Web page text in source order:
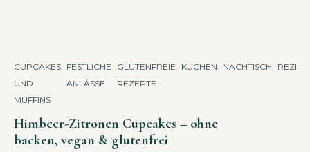
CUPCAKES
UND
MUFFINS
FESTLICHE
ANLÄSSE
GLUTENFREIE
REZEPTE
KUCHEN NACHTISCH
Himbeer-Zitronen Cupcakes – ohne
backen, vegan & glutenfrei